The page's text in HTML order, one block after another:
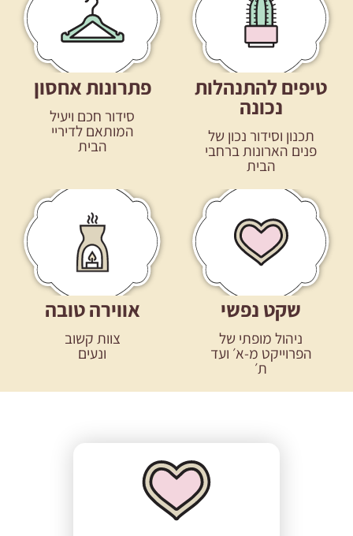
טיפים להתנהלות
נכונה
תכנון וסידור נכון של
פנים הארונות ברחבי
הבית
פתרונות אחסון
סידור חכם ויעיל
המותאם לדיריי
הבית
שקט נפשי
ניהול מופתי של
הפרוייקט מ-א׳ ועד
ת׳
אווירה טובה
צוות קשוב
ונעים